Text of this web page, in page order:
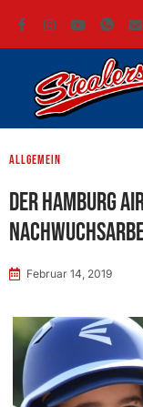
Allgemein
Der Hamburg
Februar 14, 2019